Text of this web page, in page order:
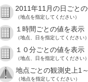
2011年11月の日ごと
（地点を指定してください）
１時間ごとの値を表示
（地点、日を指定してください）
１０分ごとの値を表示
（地点、日を指定してください）
地点ごとの観測史上1
（地点を指定してください）